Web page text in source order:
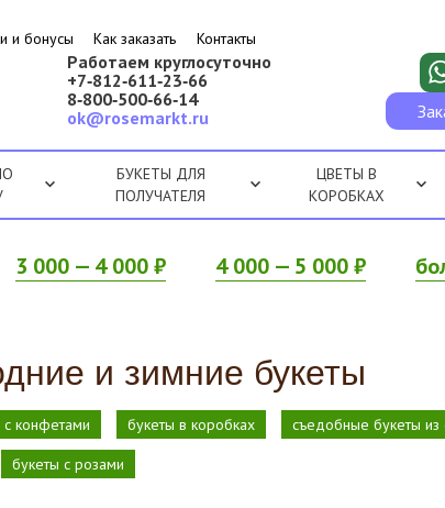
и бонусы Как заказать Контакты
Работаем круглосуточно
+7‑812‑611‑23‑66
8‑800‑500‑66‑14
ok@rosemarkt.ru
БУКЕТЫ ДЛЯ
ПОЛУЧАТЕЛЯ
ЦВЕТЫ В
КОРОБКАХ
3 000 — 4 000 ₽ 4 000 — 5 000 ₽
и зимние букеты
с конфетами букеты в коробках съедобные букеты из
букеты с розами